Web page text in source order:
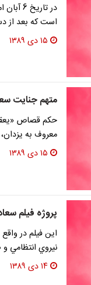
در
است كه بعد از
۱۵ دی ۱۳۸۹
متهم جنايت
حكم قصاص
معروف به
۱۵ دی ۱۳۸۹
پروژه فيلم سعادت آباد
اين فيلم در
نيروي انتظامي
۱۴ دی ۱۳۸۹